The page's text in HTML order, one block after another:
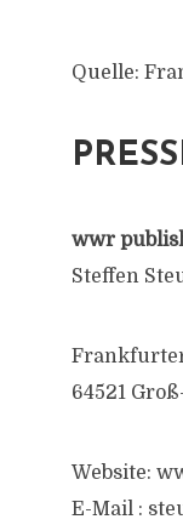
Quelle:
wwr
Steffen
64521
Website:
E-Mail :